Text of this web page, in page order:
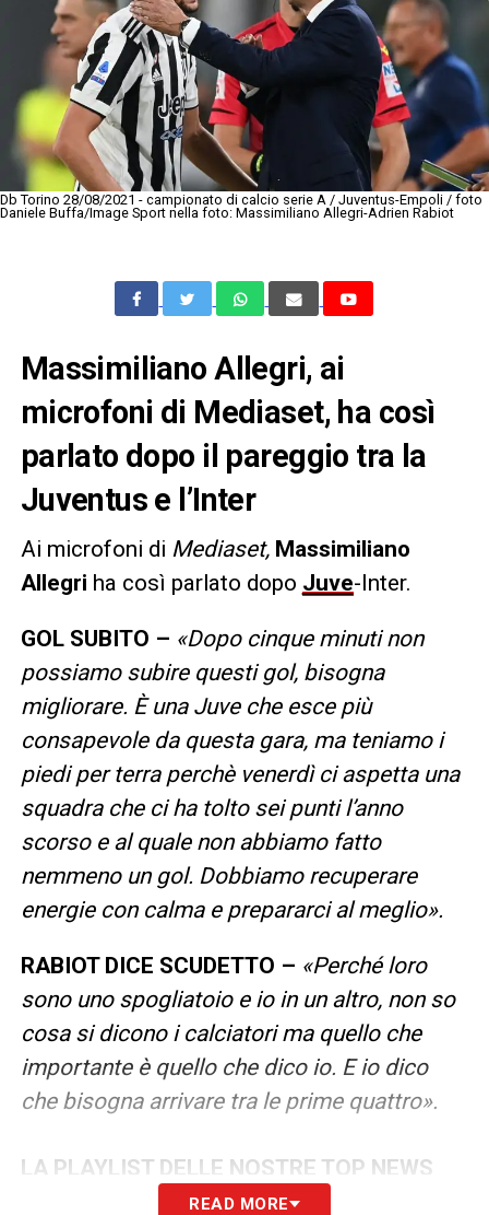
Db Torino 28/08/2021 - campionato di calcio serie A / Juventus-Empoli / foto
Daniele Buffa/Image Sport nella foto: Massimiliano Allegri-Adrien Rabiot
Massimiliano Allegri, ai
microfoni di Mediaset, ha così
parlato dopo il pareggio tra la
Juventus e l’Inter
Ai microfoni di Mediaset, Massimiliano
Allegri ha così parlato dopo Juve-Inter.
GOL SUBITO – «Dopo cinque minuti non
possiamo subire questi gol, bisogna
migliorare. È una Juve che esce più
consapevole da questa gara, ma teniamo i
piedi per terra perchè venerdì ci aspetta una
squadra che ci ha tolto sei punti l’anno
scorso e al quale non abbiamo fatto
nemmeno un gol. Dobbiamo recuperare
energie con calma e prepararci al meglio».
RABIOT DICE SCUDETTO – «Perché loro
sono uno spogliatoio e io in un altro, non so
cosa si dicono i calciatori ma quello che
importante è quello che dico io. E io dico
che bisogna arrivare tra le prime quattro».
LA PLAYLIST DELLE NOSTRE TOP NEWS
READ MORE